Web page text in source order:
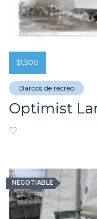
Barcos de recreo
Optimist
$1,500
NEGOTIABLE